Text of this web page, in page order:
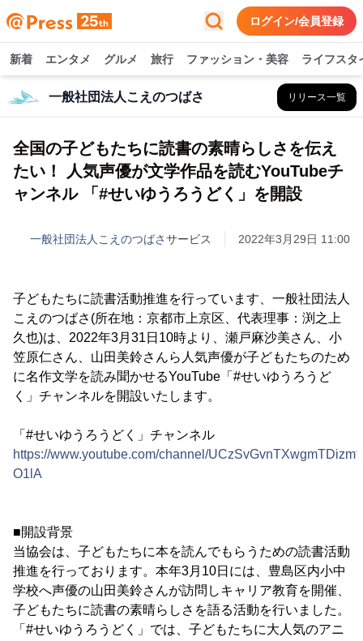
ログイン/会員登録
新着 エンタメ グルメ 旅行 ファッション・美容 ライフスタ
一般社団法人こえのつばさ リリース一覧
全国の子どもたちに読書の素晴らしさを伝え
たい！ 人気声優が文学作品を読むYouTubeチ
ャンネル 「#せいゆうろうどく」を開設
一般社団法人こえのつばさサービス 2022年3月29日 11:00
子どもたちに読書活動推進を行っています、一般社団法人
こえのつばさ(所在地：京都市上京区、代表理事：渕之上
久也)は、2022年3月31日10時より、瀬戸麻沙美さん、小
笠原仁さん、山田美鈴さんら人気声優が子どもたちのため
に名作文学を読み聞かせるYouTube「#せいゆうろうど
く」チャンネルを開設いたします。
「#せいゆうろうどく」チャンネル
https://www.youtube.com/channel/UCzSvGvnTXwgmTDizmt-
O1lA
■開設背景
当協会は、子どもたちに本を読んでもらうための読書活動
推進を行っております。本年3月10日には、豊島区内小中
学校へ声優の山田美鈴さんが訪問しキャリア教育を開催、
子どもたちに読書の素晴らしさを語る活動を行いました。
「#せいゆうろうどく」では、子どもたちに大人気のアニ